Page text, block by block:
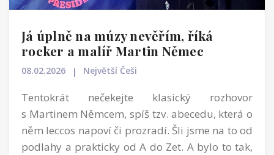
Já úplně na múzy nevěřím, říká
rocker a malíř Martin Němec
08.02.2026 Největší Češi
Tentokrát nečekejte klasický rozhovor
s Martinem Němcem, spíš tzv. abecedu, která o
něm leccos napoví či prozradí. Šli jsme na to od
podlahy a prakticky od A do Zet. A bylo to tak,